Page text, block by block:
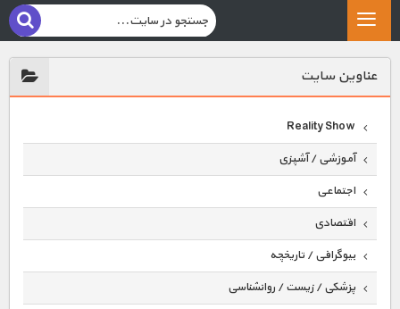
عناوين سايت
Reality Show
آموزشی / آشپزی
اجتماعی
اقتصادی
بیوگرافی / تاریخچه
پزشکی / زیست / روانشناسی